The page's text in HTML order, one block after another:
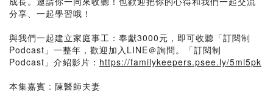
分享、一起學習哦！
與我們一起建立家庭事工：奉獻3000元，即可收聽「訂閱制
Podcast」一整年，歡迎加入LINE＠詢問。「訂閱制
Podcast」介紹影片： https://familykeepers.psee.ly/5ml5pk
本集嘉賓 : 陳醫師夫妻